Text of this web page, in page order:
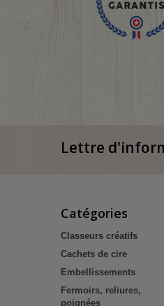
Lettre
Catégories
Classeurs créatifs
Cachets de cire
Embellissements
Fermoirs, reliures,
poignées